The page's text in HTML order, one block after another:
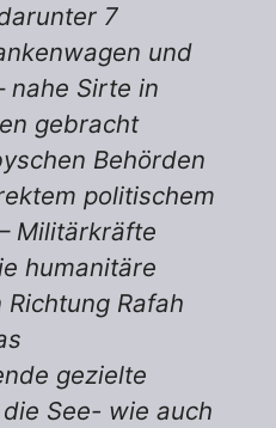
7
und
nahe Sirte in
gebracht
Behörden
politischem
Militärkräfte
humanitäre
Rafah
gezielte
See- wie auch